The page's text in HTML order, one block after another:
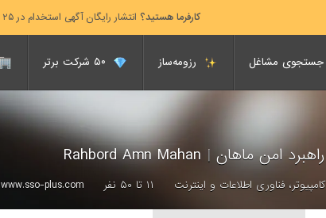
کارفرما هستید؟ انتشار رایگان آگهی استخدام در ۲۵ استان و ۲۶ دسته‌بندی شغلی
جستجوی مشاغل رزومه‌ساز
راهبرد امن ماهان |
کامپیوتر، فناوری اطلاعات و اینترنت ۱۱ تا ۵۰ نفر www.sso-plus.com